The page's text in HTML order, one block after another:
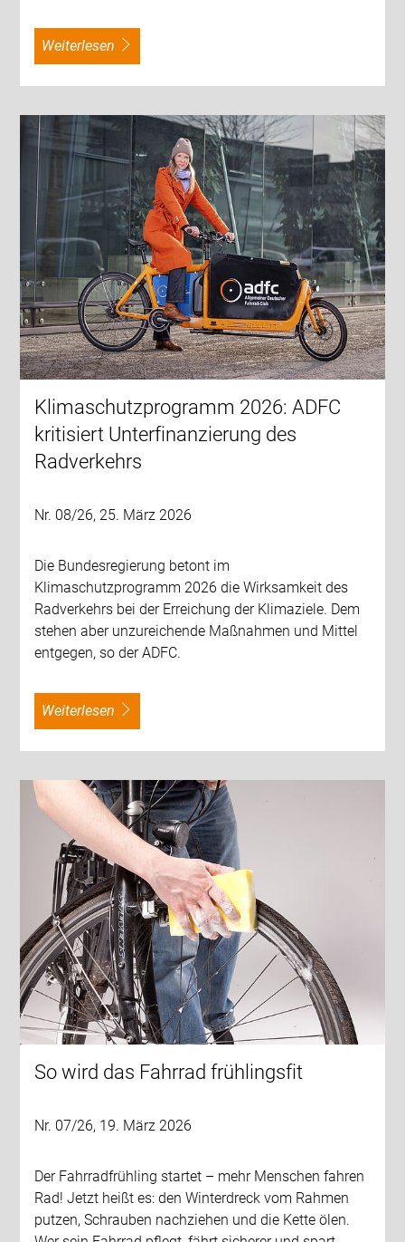
weiterlesen
Klimaschutzprogramm 2026: ADFC
kritisiert Unterfinanzierung des
Radverkehrs
Nr. 08/26, 25. März 2026
Die Bundesregierung betont im
Klimaschutzprogramm 2026 die Wirksamkeit des
Radverkehrs bei der Erreichung der Klimaziele. Dem
stehen aber unzureichende Maßnahmen und Mittel
entgegen, so der ADFC.
weiterlesen
So wird das Fahrrad frühlingsfit
Nr. 07/26, 19. März 2026
Der Fahrradfrühling startet – mehr Menschen fahren
Rad! Jetzt heißt es: den Winterdreck vom Rahmen
putzen, Schrauben nachziehen und die Kette ölen.